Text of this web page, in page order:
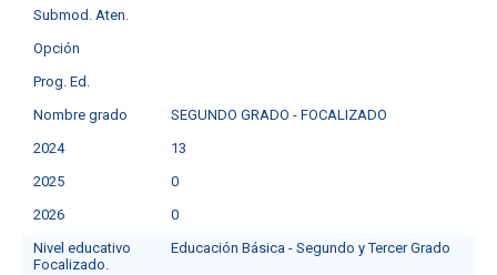
Submod. Aten.
Opción
Prog. Ed.
Nombre grado
SEGUNDO GRADO - FOCALIZADO
2024
13
2025
0
2026
0
Nivel educativo
Educación Básica - Segundo y Tercer Grado
Focalizado.